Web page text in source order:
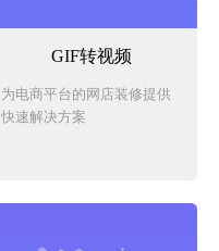
GIF转视频
为电商平台的网店装修提供
快速解决方案